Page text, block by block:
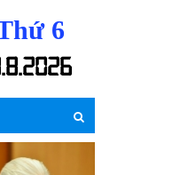
6
.8.2026